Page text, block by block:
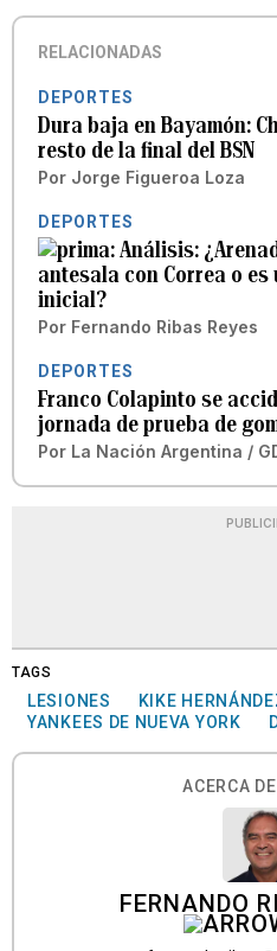
RELACIONADAS
DEPORTES
Dura baja en Bayamón:
resto de la final del BSN
Por Jorge Figueroa Loza
DEPORTES
Análisis:
antesala con Correa o
inicial?
Por Fernando Ribas Reyes
DEPORTES
Franco Colapinto se
jornada de prueba de
Por La Nación Argentina /
TAGS
LESIONES
KIKE
YANKEES DE NUEVA YORK
ACERCA
FERNANDO